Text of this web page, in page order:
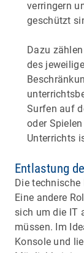
verringern
geschützt
Dazu
des
Surfen auf
oder
Unterrichts
Entlastung
Die
Eine andere
sich um die IT
müssen. Im
Konsole und